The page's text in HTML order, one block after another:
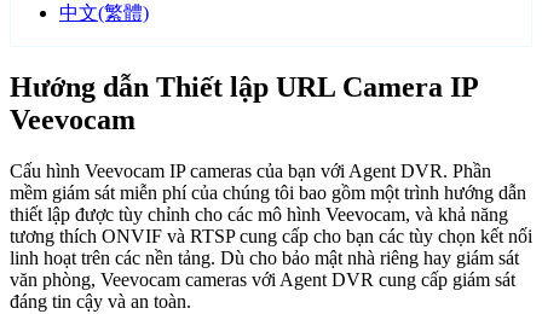
中文(繁體)
Hướng dẫn Thiết lập URL Camera IP
Veevocam
Cấu hình Veevocam IP cameras của bạn với Agent DVR. Phần
mềm giám sát miễn phí của chúng tôi bao gồm một trình hướng dẫn
thiết lập được tùy chỉnh cho các mô hình Veevocam, và khả năng
tương thích ONVIF và RTSP cung cấp cho bạn các tùy chọn kết nối
linh hoạt trên các nền tảng. Dù cho bảo mật nhà riêng hay giám sát
văn phòng, Veevocam cameras với Agent DVR cung cấp giám sát
đáng tin cậy và an toàn.